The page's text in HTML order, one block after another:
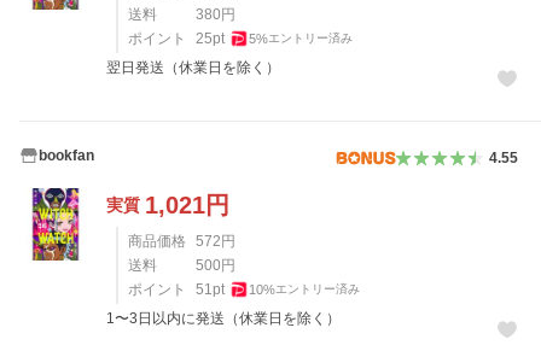
送料
380 円
ポイント
25pt 5%エントリー済み
翌日発送（休業日を除く）
bookfan 4.55
実質 1,021円
商品価格 572 円
送料
500 円
ポイント
51pt 10%エントリー済み
1〜3日以内に発送（休業日を除く）